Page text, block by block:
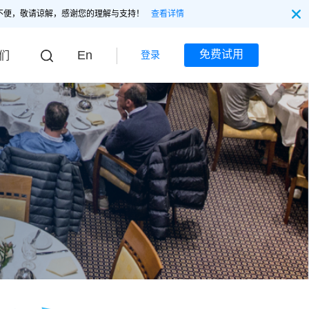
，敬请谅解，感谢您的理解与支持！ 查看详情
En 登录 免费试用